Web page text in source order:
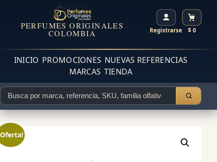
PERFUMES ORIGINALES
COLOMBIA Registrarse $ 0
INICIO PROMOCIONES NUEVAS REFERENCIAS
MARCAS TIENDA